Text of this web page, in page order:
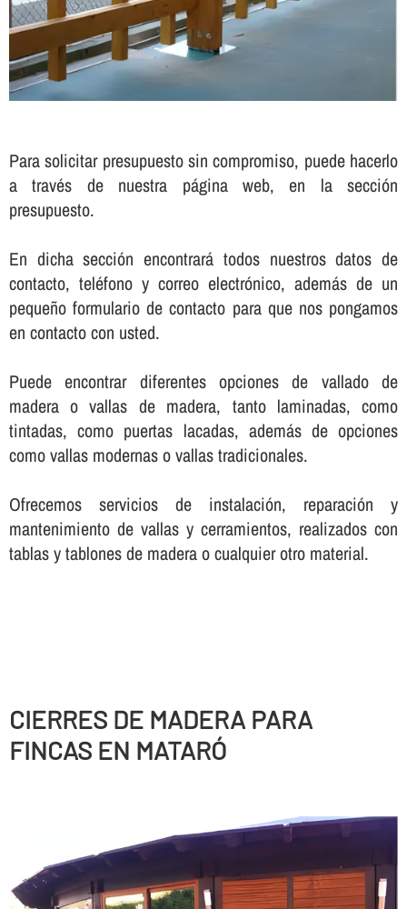
Para solicitar presupuesto sin compromiso, puede hacerlo
a través de nuestra página web, en la sección
presupuesto.
En dicha sección encontrará todos nuestros datos de
contacto, teléfono y correo electrónico, además de un
pequeño formulario de contacto para que nos pongamos
en contacto con usted.
Puede encontrar diferentes opciones de vallado de
madera o vallas de madera, tanto laminadas, como
tintadas, como puertas lacadas, además de opciones
como vallas modernas o vallas tradicionales.
Ofrecemos servicios de instalación, reparación y
mantenimiento de vallas y cerramientos, realizados con
tablas y tablones de madera o cualquier otro material.
CIERRES DE MADERA PARA
FINCAS EN MATARÓ